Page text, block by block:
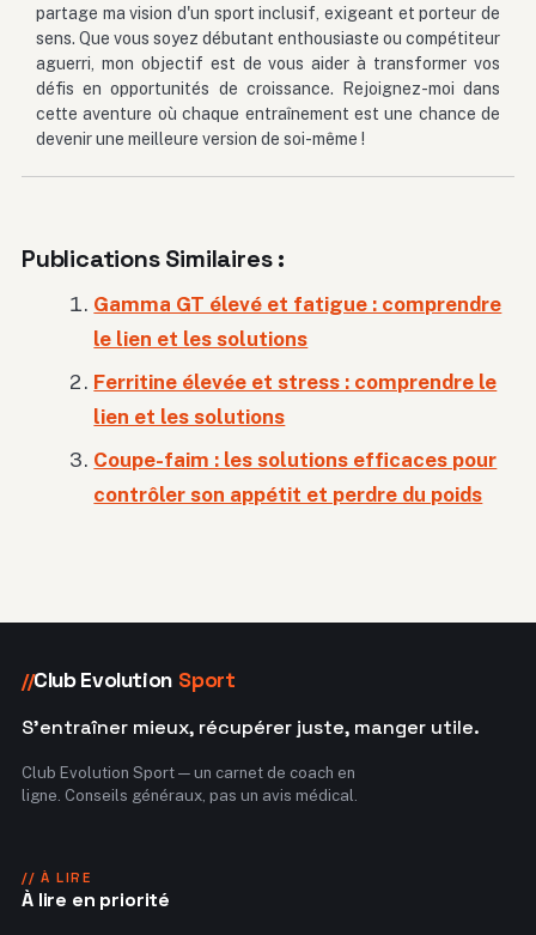
partage ma vision d'un sport inclusif, exigeant et porteur de
sens. Que vous soyez débutant enthousiaste ou compétiteur
aguerri, mon objectif est de vous aider à transformer vos
défis en opportunités de croissance. Rejoignez-moi dans
cette aventure où chaque entraînement est une chance de
devenir une meilleure version de soi-même !
Publications Similaires :
Gamma GT élevé et fatigue : comprendre
le lien et les solutions
Ferritine élevée et stress : comprendre le
lien et les solutions
Coupe-faim : les solutions efficaces pour
contrôler son appétit et perdre du poids
//Club Evolution Sport
S'entraîner mieux, récupérer juste, manger utile.
Club Evolution Sport — un carnet de coach en
ligne. Conseils généraux, pas un avis médical.
// À LIRE
À lire en priorité